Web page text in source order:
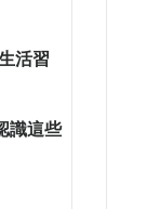
活習
識這些